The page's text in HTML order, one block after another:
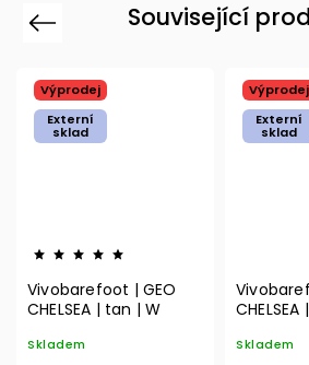
Související
Previous
Výprodej
Externí
sklad
Vivobarefoot | GEO
CHELSEA | tan | W
Skladem
Výprodej
Externí
sklad
Skladem